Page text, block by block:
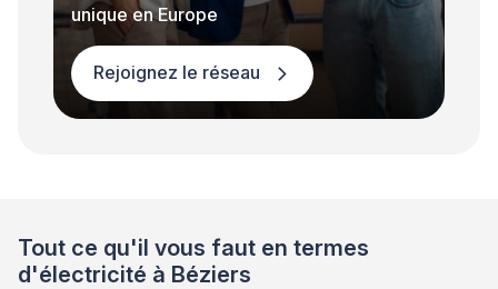
unique en Europe
Rejoignez le réseau
Tout ce qu'il vous faut en termes
d'électricité à Béziers